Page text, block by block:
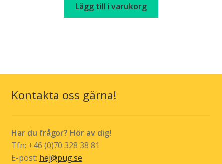
Lägg till i varukorg
Kontakta oss gärna!
Har du frågor? Hör av dig!
Tfn: +46 (0)70 328 38 81
E-post: hej@pug.se